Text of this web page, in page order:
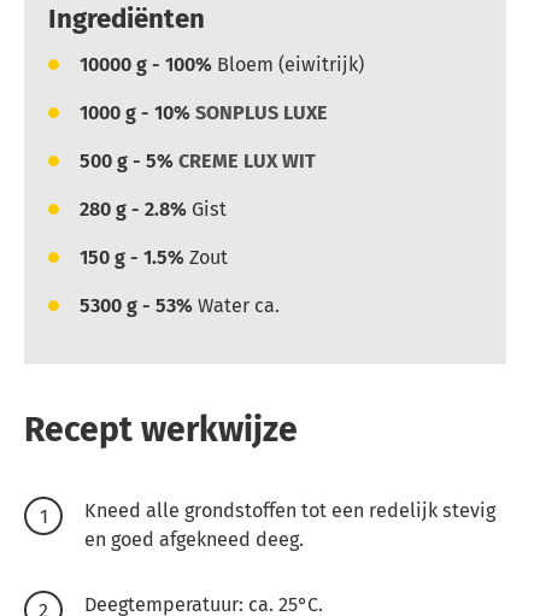
Ingrediënten
10000 g - 100% Bloem (eiwitrijk)
1000 g - 10% SONPLUS LUXE
500 g - 5% CREME LUX WIT
280 g - 2.8% Gist
150 g - 1.5% Zout
5300 g - 53% Water ca.
Recept werkwijze
Kneed alle grondstoffen tot een redelijk stevig
en goed afgekneed deeg.
Deegtemperatuur: ca. 25°C.